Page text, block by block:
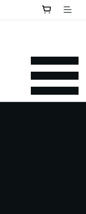
prev
next
prev
next